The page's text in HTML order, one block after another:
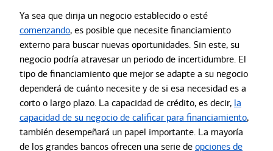
Ya sea que dirija un negocio establecido o esté
comenzando, es posible que necesite financiamiento
externo para buscar nuevas oportunidades. Sin este, su
negocio podría atravesar un periodo de incertidumbre. El
tipo de financiamiento que mejor se adapte a su negocio
dependerá de cuánto necesite y de si esa necesidad es a
corto o largo plazo. La capacidad de crédito, es decir, la
capacidad de su negocio de calificar para financiamiento,
también desempeñará un papel importante. La mayoría
de los grandes bancos ofrecen una serie de opciones de